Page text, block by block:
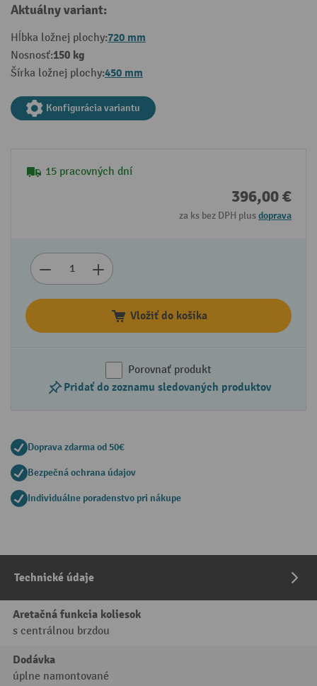
Aktuálny variant:
Hĺbka ložnej plochy:720 mm
Nosnosť:150 kg
Šírka ložnej plochy:450 mm
Konfigurácia variantu
15 pracovných dní
396,00 €
za ks bez DPH plusdoprava
Vložiť do košíka
Porovnať produkt
Pridať do zoznamu sledovaných produktov
Doprava zdarma od 50€
Bezpečná ochrana údajov
Individuálne poradenstvo pri nákupe
Technické údaje
Aretačná funkcia koliesok
s centrálnou brzdou
Dodávka
úplne namontované